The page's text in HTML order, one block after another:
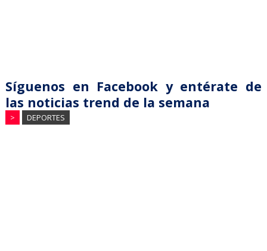
Síguenos en Facebook y entérate de
las noticias trend de la semana
> DEPORTES